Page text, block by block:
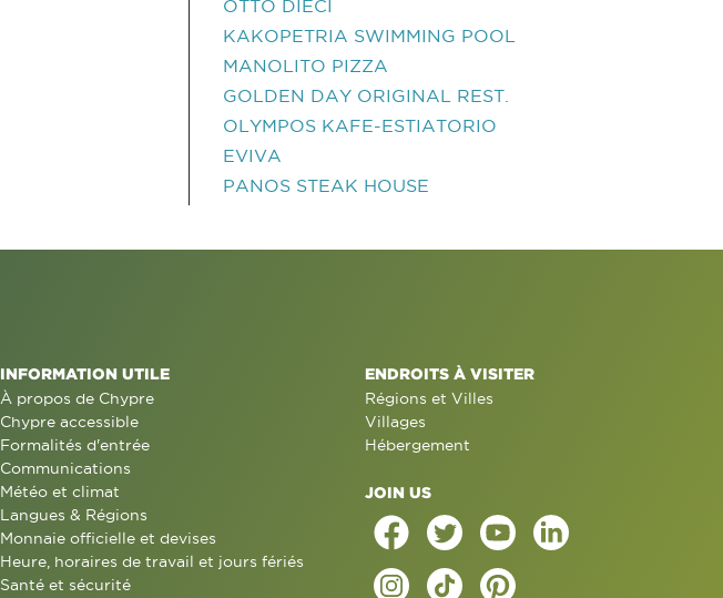
OTTO DIECI
KAKOPETRIA SWIMMING POOL
MANOLITO PIZZA
GOLDEN DAY ORIGINAL REST.
OLYMPOS KAFE-ESTIATORIO
EVIVA
PANOS STEAK HOUSE
INFORMATION UTILE
À propos de Chypre
Chypre accessible
Formalités d'entrée
Communications
Météo et climat
Langues & Régions
Monnaie officielle et devises
Heure, horaires de travail et jours fériés
Santé et sécurité
ENDROITS À VISITER
Régions et Villes
Villages
Hébergement
JOIN US